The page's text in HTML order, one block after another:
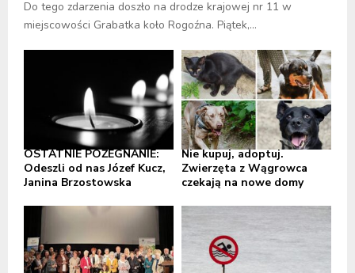
Do tego zdarzenia doszło na drodze krajowej nr 11 w
miejscowości Grabatka koło Rogoźna. Piątek,...
OSTATNIE POŻEGNANIE:
Odeszli od nas Józef Kucz,
Janina Brzostowska
Nie kupuj, adoptuj.
Zwierzęta z Wągrowca
czekają na nowe domy